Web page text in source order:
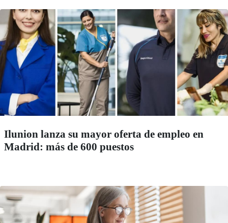
Ilunion lanza su mayor oferta de empleo en
Madrid: más de 600 puestos